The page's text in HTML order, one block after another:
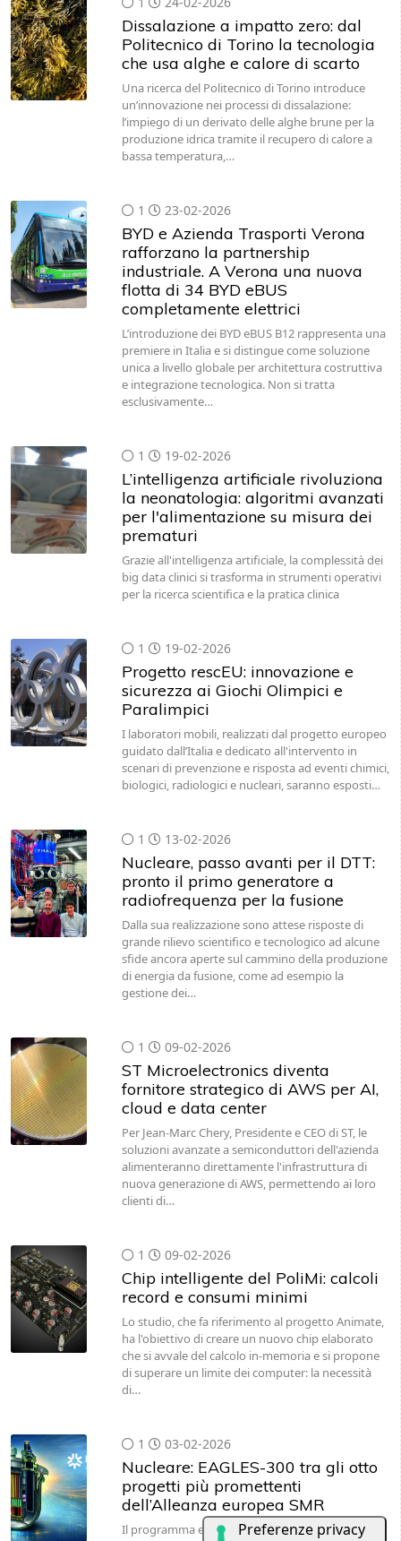
Dissalazione a impatto zero: dal
Politecnico di Torino la tecnologia
che usa alghe e calore di scarto
Una ricerca del Politecnico di Torino introduce
un’innovazione nei processi di dissalazione:
l’impiego di un derivato delle alghe brune per la
produzione idrica tramite il recupero di calore a
bassa temperatura,…
1 23-02-2026
BYD e Azienda Trasporti Verona
rafforzano la partnership
industriale. A Verona una nuova
flotta di 34 BYD eBUS
completamente elettrici
L’introduzione dei BYD eBUS B12 rappresenta una
premiere in Italia e si distingue come soluzione
unica a livello globale per architettura costruttiva
e integrazione tecnologica. Non si tratta
esclusivamente…
1 19-02-2026
L’intelligenza artificiale rivoluziona
la neonatologia: algoritmi avanzati
per l'alimentazione su misura dei
prematuri
Grazie all'intelligenza artificiale, la complessità dei
big data clinici si trasforma in strumenti operativi
per la ricerca scientifica e la pratica clinica
1 19-02-2026
Progetto rescEU: innovazione e
sicurezza ai Giochi Olimpici e
Paralimpici
I laboratori mobili, realizzati dal progetto europeo
guidato dall’Italia e dedicato all'intervento in
scenari di prevenzione e risposta ad eventi chimici,
biologici, radiologici e nucleari, saranno esposti…
1 13-02-2026
Nucleare, passo avanti per il DTT:
pronto il primo generatore a
radiofrequenza per la fusione
Dalla sua realizzazione sono attese risposte di
grande rilievo scientifico e tecnologico ad alcune
sfide ancora aperte sul cammino della produzione
di energia da fusione, come ad esempio la
gestione dei…
1 09-02-2026
ST Microelectronics diventa
fornitore strategico di AWS per AI,
cloud e data center
Per Jean-Marc Chery, Presidente e CEO di ST, le
soluzioni avanzate a semiconduttori dell'azienda
alimenteranno direttamente l'infrastruttura di
nuova generazione di AWS, permettendo ai loro
clienti di…
1 09-02-2026
Chip intelligente del PoliMi: calcoli
record e consumi minimi
Lo studio, che fa riferimento al progetto Animate,
ha l'obiettivo di creare un nuovo chip elaborato
che si avvale del calcolo in-memoria e si propone
di superare un limite dei computer: la necessità
di…
1 03-02-2026
Nucleare: EAGLES-300 tra gli otto
progetti più promettenti
dell’Alleanza europea SMR
Il programma europeo EAGLES (European